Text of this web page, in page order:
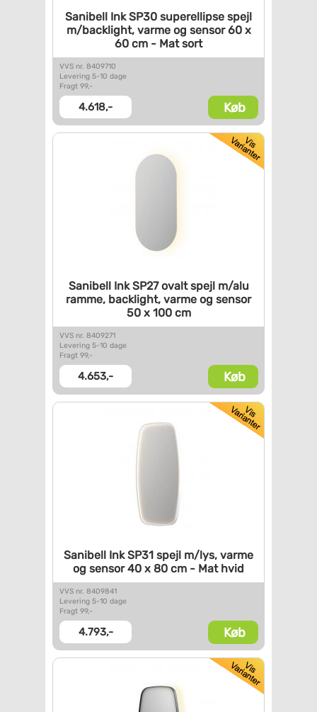
Sanibell Ink SP30 superellipse spejl
m/backlight, varme og sensor 60 x
60 cm - Mat sort
VVS nr. 8409710
Levering 5-10 dage
Fragt 99,-
4.618,- Køb
Sanibell Ink SP27 ovalt spejlm/alu
ramme, backlight, varme og sensor
50 x 100 cm
VVS nr. 8409271
Levering 5-10 dage
Fragt 99,-
4.653,- Køb
Sanibell Ink SP31 spejl m/lys, varme
og sensor 40 x 80 cm - Mat hvid
VVS nr. 8409841
Levering 5-10 dage
Fragt 99,-
4.793,- Køb